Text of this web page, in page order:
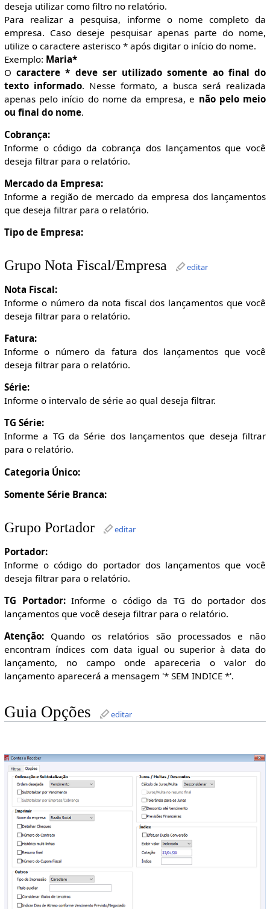
deseja utilizar como filtro no relatório.
Para realizar a pesquisa, informe o nome completo da
empresa. Caso deseje pesquisar apenas parte do nome,
utilize o caractere asterisco * após digitar o início do nome.
Exemplo: Maria*
Ocaractere * deve ser utilizado somente ao final do
texto informado. Nesse formato, a busca será realizada
apenas pelo início do nome da empresa, e não pelo meio
ou final do nome.
Cobrança:
Informe o código da cobrança dos lançamentos que você
deseja filtrar para o relatório.
Mercado da Empresa:
Informe a região de mercado da empresa dos lançamentos
que deseja filtrar para o relatório.
Tipo de Empresa:
Grupo Nota Fiscal/Empresa editar
Nota Fiscal:
Informe o número da nota fiscal dos lançamentos que você
deseja filtrar para o relatório.
Fatura:
Informe o número da fatura dos lançamentos que você
deseja filtrar para o relatório.
Série:
Informe o intervalo de série ao qual deseja filtrar.
TG Série:
Informe a TG da Série dos lançamentos que deseja filtrar
para o relatório.
Categoria Único:
Somente Série Branca:
Grupo Portador editar
Portador:
Informe o código do portador dos lançamentos que você
deseja filtrar para o relatório.
TG Portador:Informe o código da TG do portador dos
lançamentos que você deseja filtrar para o relatório.
Atenção:Quando os relatórios são processados e não
encontram índices com data igual ou superior à data do
lançamento, no campo onde apareceria o valor do
lançamento aparecerá a mensagem '* SEM INDICE *'.
Guia Opções editar